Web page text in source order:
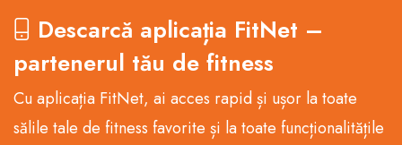
Descarcă aplicația FitNet –
partenerul tău de fitness
Cu aplicația FitNet, ai acces rapid și ușor la toate
sălile tale de fitness favorite și la toate funcționalitățile